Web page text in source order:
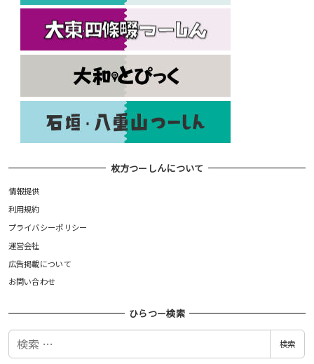
枚方つーしんについて
情報提供
利用規約
プライバシーポリシー
運営会社
広告掲載について
お問い合わせ
ひらつー検索
検
検索